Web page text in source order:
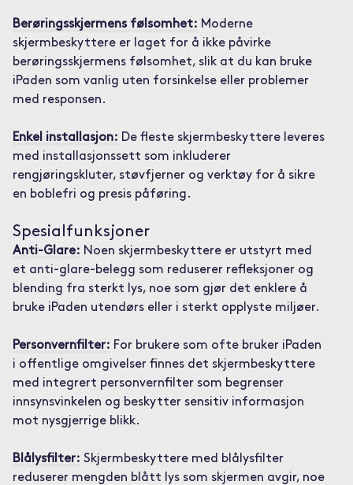
Berøringsskjermens følsomhet: Moderne
skjermbeskyttere er laget for å ikke påvirke
berøringsskjermens følsomhet, slik at du kan bruke
iPaden som vanlig uten forsinkelse eller problemer
med responsen.
Enkel installasjon: De fleste skjermbeskyttere leveres
med installasjonssett som inkluderer
rengjøringskluter, støvfjerner og verktøy for å sikre
en boblefri og presis påføring.
Spesialfunksjoner
Anti-Glare: Noen skjermbeskyttere er utstyrt med
et anti-glare-belegg som reduserer refleksjoner og
blending fra sterkt lys, noe som gjør det enklere å
bruke iPaden utendørs eller i sterkt opplyste miljøer.
Personvernfilter: For brukere som ofte bruker iPaden
i offentlige omgivelser finnes det skjermbeskyttere
med integrert personvernfilter som begrenser
innsynsvinkelen og beskytter sensitiv informasjon
mot nysgjerrige blikk.
Blålysfilter: Skjermbeskyttere med blålysfilter
reduserer mengden blått lys som skjermen avgir, noe